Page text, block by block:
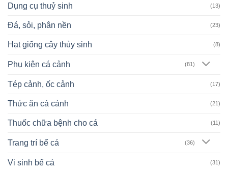
Dụng cụ thuỷ sinh (13)
Đá, sỏi, phân nền (23)
Hạt giống cây thủy sinh (8)
Phụ kiện cá cảnh (81)
Tép cảnh, ốc cảnh (17)
Thức ăn cá cảnh (21)
Thuốc chữa bệnh cho cá (11)
Trang trí bể cá (36)
Vi sinh bể cá (31)